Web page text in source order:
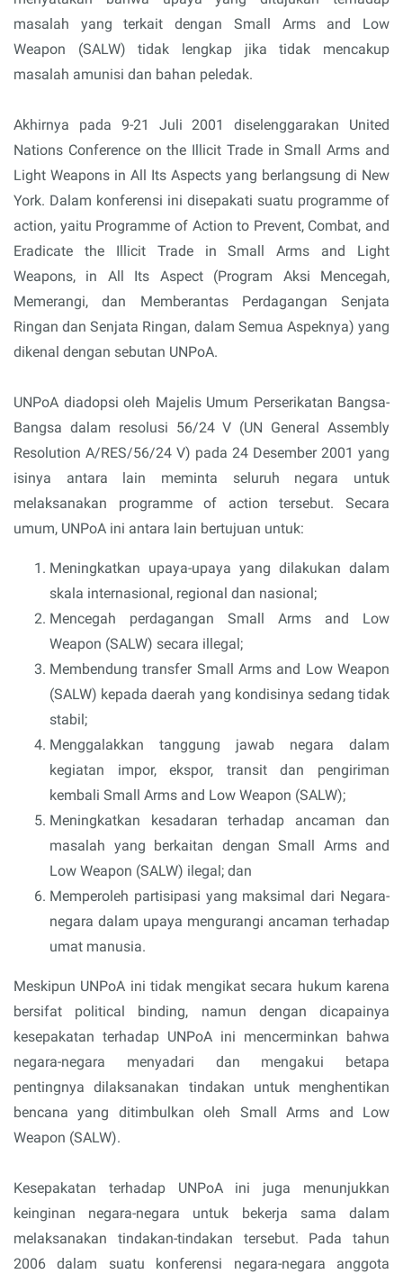
masalah yang terkait dengan Small Arms and Low
Weapon (SALW) tidak lengkap jika tidak mencakup
masalah amunisi dan bahan peledak.
Akhirnya pada 9-21 Juli 2001 diselenggarakan United
Nations Conference on the Illicit Trade in Small Arms and
Light Weapons in All Its Aspects yang berlangsung di New
York. Dalam konferensi ini disepakati suatu programme of
action, yaitu Programme of Action to Prevent, Combat, and
Eradicate the Illicit Trade in Small Arms and Light
Weapons, in All Its Aspect (Program Aksi Mencegah,
Memerangi, dan Memberantas Perdagangan Senjata
Ringan dan Senjata Ringan, dalam Semua Aspeknya) yang
dikenal dengan sebutan UNPoA.
UNPoA diadopsi oleh Majelis Umum Perserikatan Bangsa-
Bangsa dalam resolusi 56/24 V (UN General Assembly
Resolution A/RES/56/24 V) pada 24 Desember 2001 yang
isinya antara lain meminta seluruh negara untuk
melaksanakan programme of action tersebut. Secara
umum, UNPoA ini antara lain bertujuan untuk:
Meningkatkan upaya-upaya yang dilakukan dalam
skala internasional, regional dan nasional;
Mencegah perdagangan Small Arms and Low
Weapon (SALW) secara illegal;
Membendung transfer Small Arms and Low Weapon
(SALW) kepada daerah yang kondisinya sedang tidak
stabil;
Menggalakkan tanggung jawab negara dalam
kegiatan impor, ekspor, transit dan pengiriman
kembali Small Arms and Low Weapon (SALW);
Meningkatkan kesadaran terhadap ancaman dan
masalah yang berkaitan dengan Small Arms and
Low Weapon (SALW) ilegal; dan
Memperoleh partisipasi yang maksimal dari Negara-
negara dalam upaya mengurangi ancaman terhadap
umat manusia.
Meskipun UNPoA ini tidak mengikat secara hukum karena
bersifat political binding, namun dengan dicapainya
kesepakatan terhadap UNPoA ini mencerminkan bahwa
negara-negara menyadari dan mengakui betapa
pentingnya dilaksanakan tindakan untuk menghentikan
bencana yang ditimbulkan oleh Small Arms and Low
Weapon (SALW).
Kesepakatan terhadap UNPoA ini juga menunjukkan
keinginan negara-negara untuk bekerja sama dalam
melaksanakan tindakan-tindakan tersebut. Pada tahun
2006 dalam suatu konferensi negara-negara anggota